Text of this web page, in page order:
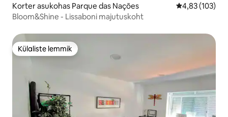
Korter asukohas Parque das Nações Keskmine
4,83 (103)
Bloom&Shine - Lissaboni majutuskoht
Külaliste lemmik
Külaliste lemmik